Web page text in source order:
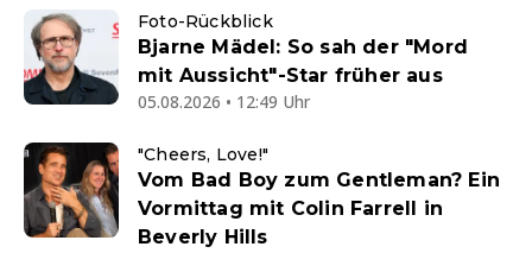
Foto-Rückblick
Bjarne Mädel: So sah der "Mord
mit Aussicht"-Star früher aus
05.08.2026 • 12:49 Uhr
"Cheers, Love!"
Vom Bad Boy zum Gentleman? Ein
Vormittag mit Colin Farrell in
Beverly Hills